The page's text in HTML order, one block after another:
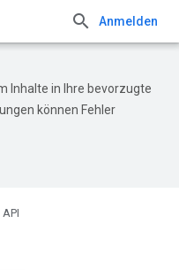
Anmelden
Inhalte in Ihre bevorzugte
können Fehler